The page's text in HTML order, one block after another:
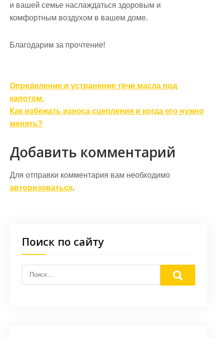
и вашей семье наслаждаться здоровым и
комфортным воздухом в вашем доме.
Благодарим за прочтение!
Навигация
по
записям
Определение и устранение течи масла под
капотом.
Как избежать износа сцепления и когда его нужно
менять?
Добавить комментарий
Для отправки комментария вам необходимо
авторизоваться.
Поиск по сайту